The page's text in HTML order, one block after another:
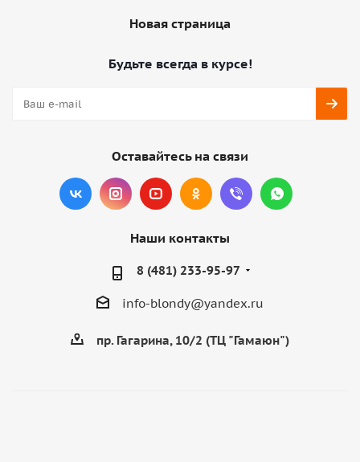
Новая страница
Будьте всегда в курсе!
Оставайтесь на связи
Наши контакты
8 (481) 233-95-97
info-blondy@yandex.ru
пр. Гагарина, 10/2 (ТЦ "Гамаюн")